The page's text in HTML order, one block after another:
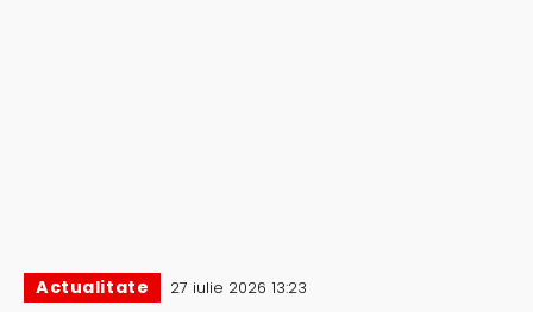
Actualitate 27 iulie 2026 13:23